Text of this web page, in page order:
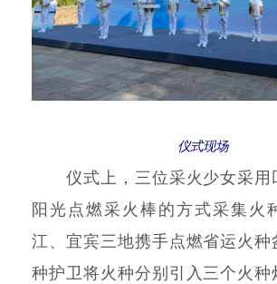
仪式现场
仪式上，三位采火少女采用
阳光点燃采火棒的方式采集火
江、宜宾三地携手点燃省运火种
种护卫将火种分别引入三个火种